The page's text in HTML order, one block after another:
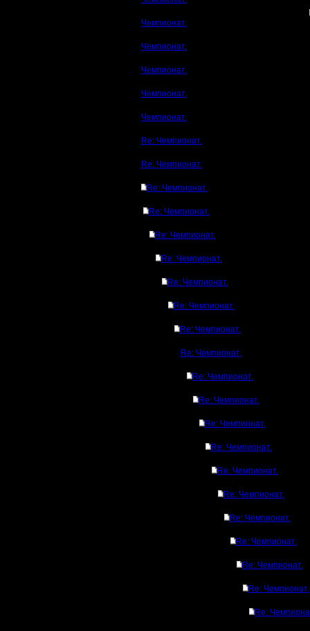
Чемпионат.
Чемпионат.
Чемпионат.
Чемпионат.
Чемпионат.
Re: Чемпионат.
Re: Чемпионат.
Re: Чемпионат.
Re: Чемпионат.
Re: Чемпионат.
Re: Чемпионат.
Re: Чемпионат.
Re: Чемпионат.
Re: Чемпионат.
Re: Чемпионат.
Re: Чемпионат.
Re: Чемпионат.
Re: Чемпионат.
Re: Чемпионат.
Re: Чемпионат.
Re: Чемпионат.
Re: Чемпионат.
Re: Чемпионат.
Re: Чемпионат.
Re: Чемпионат.
Re: